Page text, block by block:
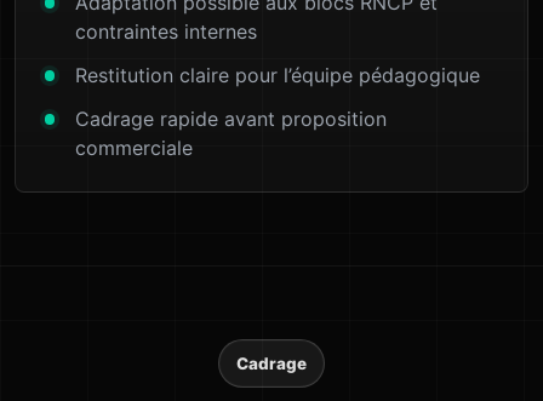
contraintes internes
Restitution claire pour l’équipe pédagogique
Cadrage rapide avant proposition
commerciale
Cadrage